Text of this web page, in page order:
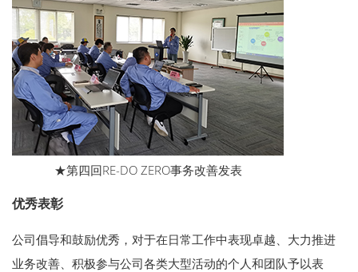
★第四回RE-DO ZERO事务改善发表
优秀表彰
公司倡导和鼓励优秀，对于在日常工作中表现卓越、大力推进
业务改善、积极参与公司各类大型活动的个人和团队予以表